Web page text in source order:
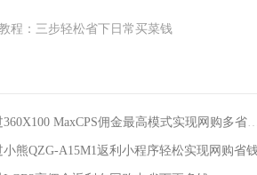
程：三步轻松省下日常买菜钱
MaxCPS佣金最高模式实现网购多省一倍
小熊QZG-A15M1返利小程序轻松实现网购省